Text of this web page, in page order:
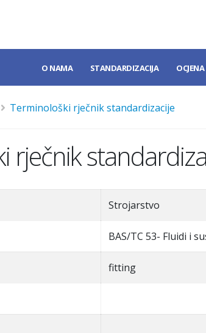
O NAMA STANDARDIZACIJA
Terminološki rječnik standardizacije
rječnik
Strojarstvo
BAS/TC 53- Fluidi i
fitting